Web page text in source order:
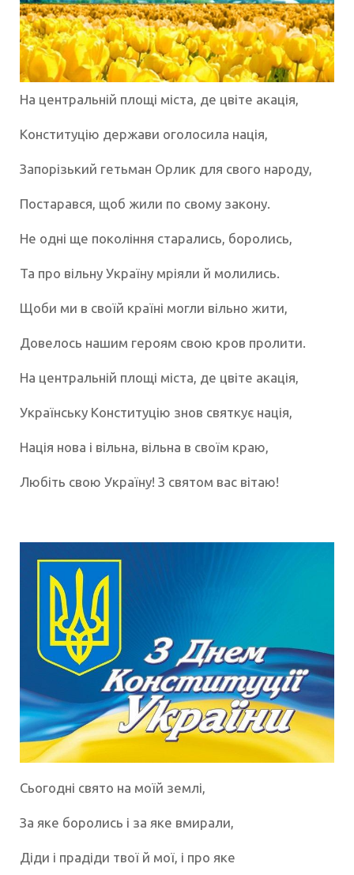
На центральній площі міста, де цвіте акація,
Конституцію держави оголосила нація,
Запорізький гетьман Орлик для свого народу,
Постарався, щоб жили по свому закону.
Не одні ще покоління старались, боролись,
Та про вільну Україну мріяли й молились.
Щоби ми в своїй країні могли вільно жити,
Довелось нашим героям свою кров пролити.
На центральній площі міста, де цвіте акація,
Українську Конституцію знов святкує нація,
Нація нова і вільна, вільна в своїм краю,
Любіть свою Україну! З святом вас вітаю!
Сьогодні свято на моїй землі,
За яке боролись і за яке вмирали,
Діди і прадіди твої й мої, і про яке